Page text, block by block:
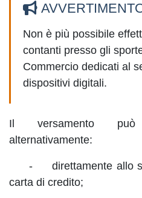
Non è più possibile
contanti presso gli
Commercio dedicati al
dispositivi digitali.
Il versamento può
alternativamente:
- direttamente allo
carta di credito;